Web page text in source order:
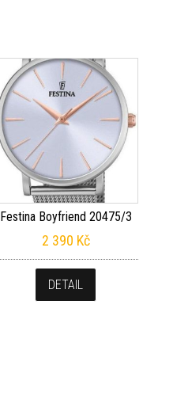
Festina Boyfriend 20475/3
2 390 Kč
DETAIL